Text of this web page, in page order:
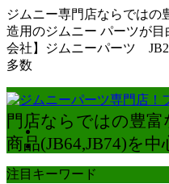
ジムニー専門店ならではの
造用のジムニー パーツ
会社】ジムニーパーツ
多数
門店ならではの豊
商品(JB64,JB74)を
注目キーワード